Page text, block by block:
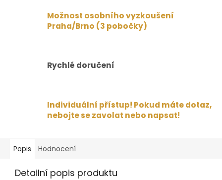
Možnost osobního vyzkoušení
Praha/Brno (3 pobočky)
Rychlé doručení
Individuální přístup! Pokud máte dotaz,
nebojte se zavolat nebo napsat!
Popis Hodnocení
Detailní popis produktu